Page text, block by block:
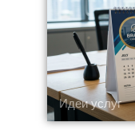
Идеи услуг